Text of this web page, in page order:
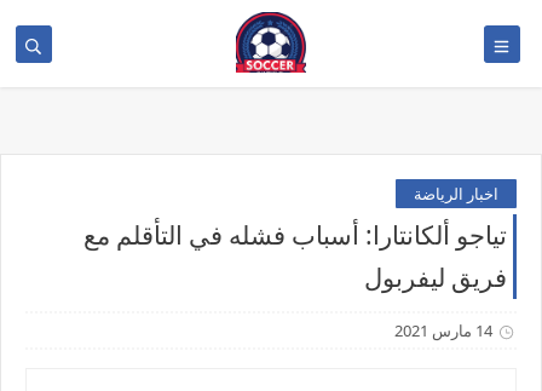
اخبار الرياضة
تياجو ألكانتارا: أسباب فشله في التأقلم مع
فريق ليفربول
14 مارس 2021